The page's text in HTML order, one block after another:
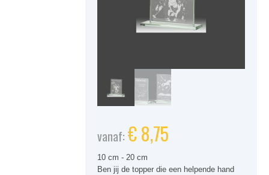
vanaf:€8,75
10 cm - 20 cm
Ben jij de topper die een helpende hand